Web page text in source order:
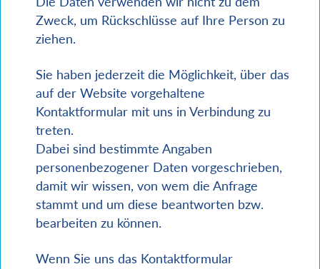
Zweck, um Rückschlüsse auf Ihre Person zu
ziehen.
Sie haben jederzeit die Möglichkeit, über das
auf der Website vorgehaltene
Kontaktformular mit uns in Verbindung zu
treten.
Dabei sind bestimmte Angaben
personenbezogener Daten vorgeschrieben,
damit wir wissen, von wem die Anfrage
stammt und um diese beantworten bzw.
bearbeiten zu können.
Wenn Sie uns das Kontaktformular